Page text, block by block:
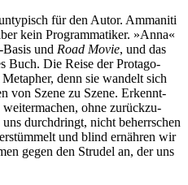
für den Autor. Ammaniti
kein Program­matiker. »Anna«
und Road Movie, und das
Buch. Die Reise der Protago­
denn sie wandelt sich
von Szene zu Szene. Erkennt­
weiter­machen, ohne zurückzu­
durchdringt, nicht beherrschen
und blind ernähren wir
gegen den Strudel an, der uns